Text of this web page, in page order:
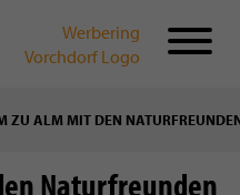
ZU ALM MIT DEN
Naturfreunden